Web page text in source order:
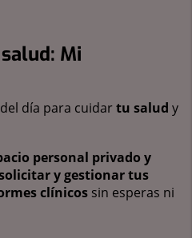
Mi
del día para cuidartu salud y
personal privado y
y gestionar tus
clínicos sin esperas ni